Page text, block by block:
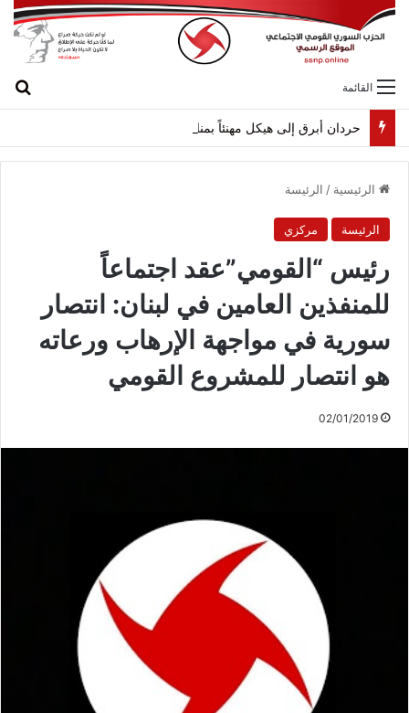
القائمة
حردان أبرق إلى هيكل مهنئاً بمناسبة عيد الجيش
الرئيسية / الرئيسة
الرئيسة مركزي
رئيس “القومي”عقد اجتماعاً
للمنفذين العامين في لبنان: انتصار
سورية في مواجهة الإرهاب ورعاته
هو انتصار للمشروع القومي
02/01/2019